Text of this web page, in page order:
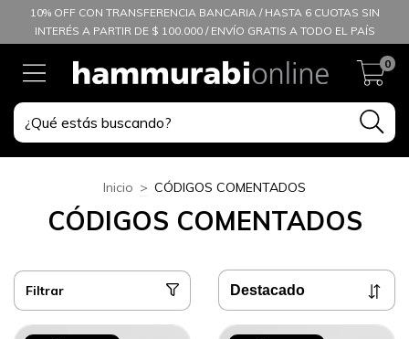
10% OFF CON TRANSFERENCIA BANCARIA / HASTA 6 CUOTAS SIN
INTERÉS A PARTIR DE $ 100.000 / ENVÍO GRATIS A TODO EL PAÍS
0
Inicio > CÓDIGOS COMENTADOS
CÓDIGOS COMENTADOS
Filtrar